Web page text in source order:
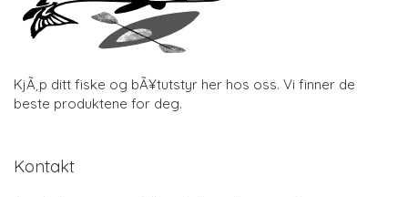
KjÃ¸p ditt fiske og bÃ¥tutstyr her hos oss. Vi finner de
beste produktene for deg.
Kontakt